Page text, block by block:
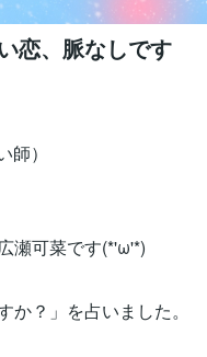
恋、脈なしです
）
瀬可菜です(*'ω'*)
？」を占いました。